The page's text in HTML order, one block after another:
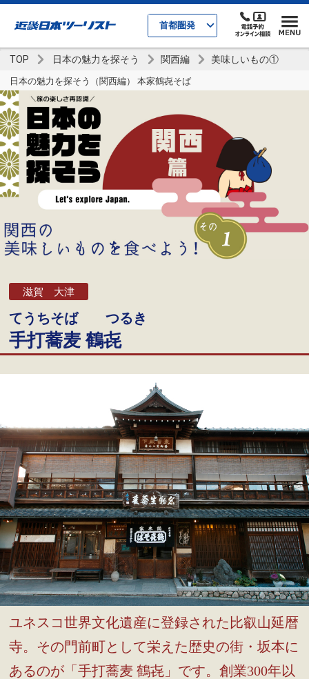
首都圏発
TOP 日本の魅力を探そう 関西編 美味しいもの①
日本の魅力を探そう（関西編） 本家鶴㐂そば
滋賀 大津
てうちそば つるき
手打蕎麦 鶴㐂
ユネスコ世界文化遺産に登録された比叡山延暦
寺。その門前町として栄えた歴史の街・坂本に
あるのが「手打蕎麦 鶴㐂」です。創業300年以